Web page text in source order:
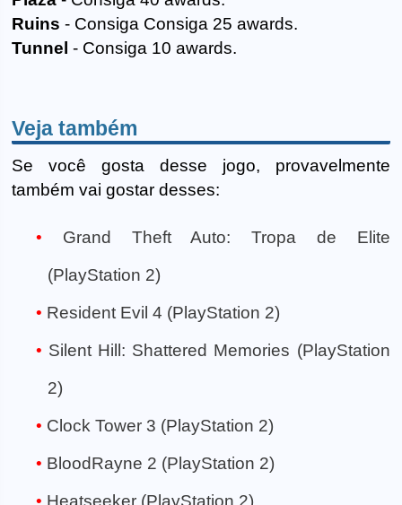
Ruins - Consiga Consiga 25 awards.
Tunnel - Consiga 10 awards.
Veja também
Se você gosta desse jogo, provavelmente
também vai gostar desses:
Grand Theft Auto: Tropa de Elite
(PlayStation 2)
Resident Evil 4 (PlayStation 2)
Silent Hill: Shattered Memories (PlayStation
2)
Clock Tower 3 (PlayStation 2)
BloodRayne 2 (PlayStation 2)
Heatseeker (PlayStation 2)